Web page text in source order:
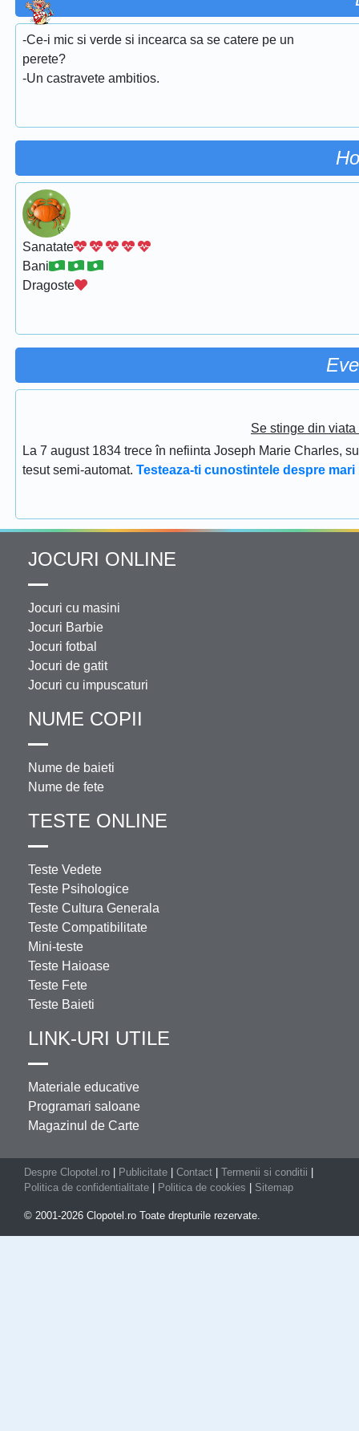
-Ce-i mic si verde si incearca sa se catere pe un
perete?
-Un castravete ambitios.
Sanatate
Bani
Dragoste
Se stinge din
La 7 august 1834 trece în nefiinta Joseph Marie Charles,
tesut semi-automat. Testeaza-ti cunostintele despre
JOCURI ONLINE
Jocuri cu masini
Jocuri Barbie
Jocuri fotbal
Jocuri de gatit
Jocuri cu impuscaturi
NUME COPII
Nume de baieti
Nume de fete
TESTE ONLINE
Teste Vedete
Teste Psihologice
Teste Cultura Generala
Teste Compatibilitate
Mini-teste
Teste Haioase
Teste Fete
Teste Baieti
LINK-URI UTILE
Materiale educative
Programari saloane
Magazinul de Carte
Despre Clopotel.ro Publicitate Contact Termenii si conditii
Politica de confidentialitate
Politica de cookies Sitemap
© 2001-2026 Clopotel.ro Toate drepturile rezervate.